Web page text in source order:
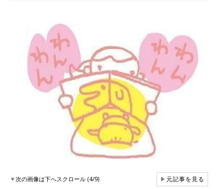
▼次の画像は下へスクロール (4/9) ▶元記事を見る